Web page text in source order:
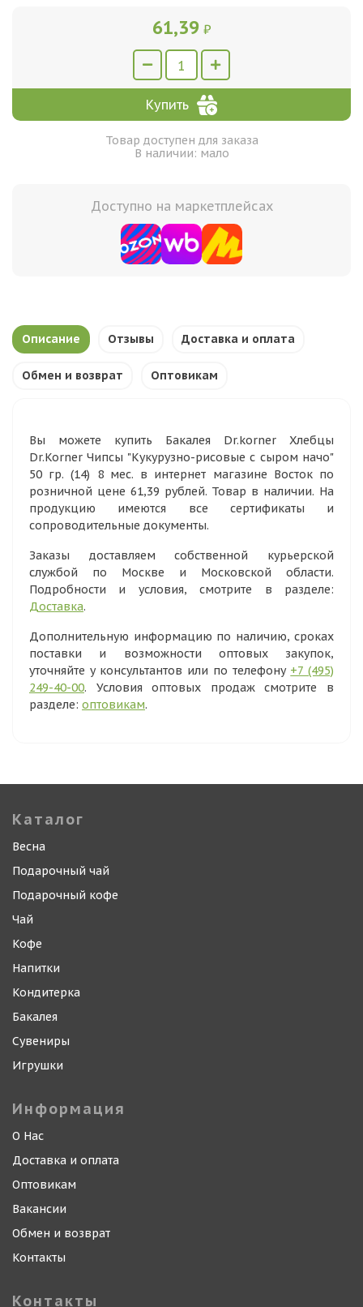
61,39 ₽
Купить
Товар доступен для заказа
В наличии: мало
Доступно на маркетплейсах
Описание Отзывы Доставка и оплата
Обмен и возврат Оптовикам
Вы можете купить Бакалея Dr.korner Хлебцы
Dr.Korner Чипсы "Кукурузно-рисовые с сыром начо"
50 гр. (14) 8 мес. в интернет магазине Восток по
розничной цене 61,39 рублей. Товар в наличии. На
продукцию имеются все сертификаты и
сопроводительные документы.
Заказы доставляем собственной курьерской
службой по Москве и Московской области.
Подробности и условия, смотрите в разделе:
Доставка.
Дополнительную информацию по наличию, сроках
поставки и возможности оптовых закупок,
уточняйте у консультантов или по телефону +7 (495)
249-40-00. Условия оптовых продаж смотрите в
разделе: оптовикам.
Каталог
Весна
Подарочный чай
Подарочный кофе
Чай
Кофе
Напитки
Кондитерка
Бакалея
Сувениры
Игрушки
Информация
О Нас
Доставка и оплата
Оптовикам
Вакансии
Обмен и возврат
Контакты
Контакты